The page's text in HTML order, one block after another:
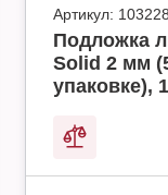
Артикул:
Подложка
Solid 2 мм
упаковке),